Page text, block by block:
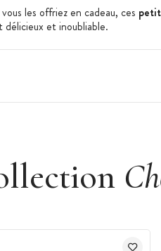
les offriez en cadeau, ces
et inoubliable.